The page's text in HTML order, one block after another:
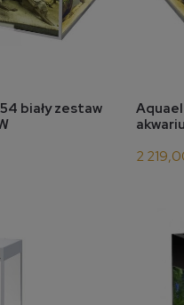
biały zestaw
2